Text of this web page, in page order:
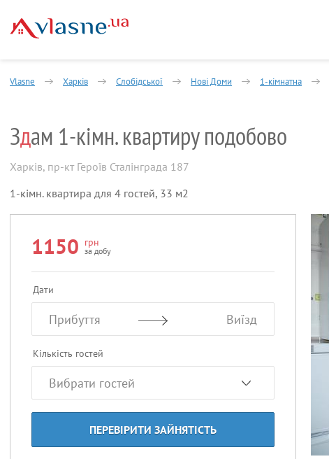
Vlasne Харків Слобідської Нові Доми 1-кімнатна
Здам 1-кімн. квартиру подобово
Харків, пр-кт Героїв Сталінграда 187
1-кімн. квартира для 4 гостей, 33 м2
1150 грн
за добу
Дати
Прибуття Виїзд
Кількість гостей
ПЕРЕВІРИТИ ЗАЙНЯТІСТЬ